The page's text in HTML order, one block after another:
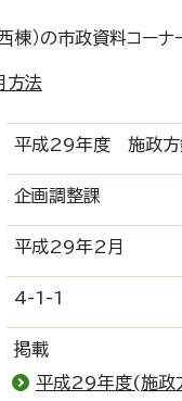
棟）の市政資料コーナ
方法
平成29年度 施政方
企画調整課
平成29年2月
4-1-1
掲載
平成29年度(施政